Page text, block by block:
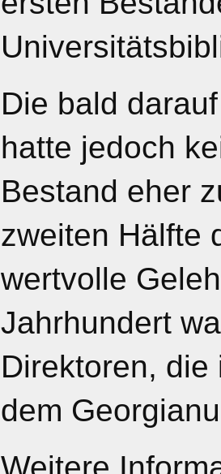
Die bald
hatte jedoch
Bestand eher
zweiten Hälfte
wertvolle
Jahrhundert
Direktoren,
dem
Weitere